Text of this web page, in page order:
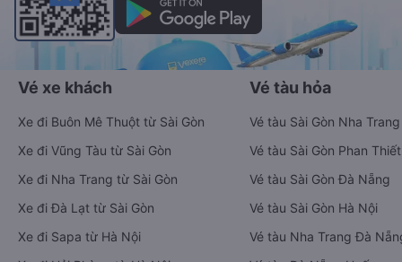
Vé xe khách
Xe đi Buôn Mê Thuột từ Sài Gòn
Xe đi Vũng Tàu từ Sài Gòn
Xe đi Nha Trang từ Sài Gòn
Xe đi Đà Lạt từ Sài Gòn
Xe đi Sapa từ Hà Nội
Vé tàu hỏa
Vé tàu Sài Gòn Nha Trang
Vé tàu Sài Gòn Phan Thiết
Vé tàu Sài Gòn Đà Nẵng
Vé tàu Sài Gòn Hà Nội
Vé tàu Nha Trang Đà